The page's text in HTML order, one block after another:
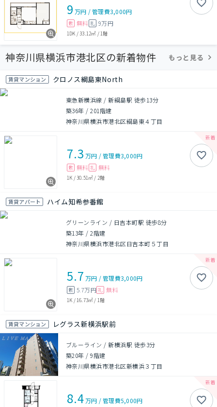
9 万円 /管理費3,000円
敷 無料 礼 9万円
1DK /33.12㎡ /1階
神奈川県横浜市港北区の新着物件 もっと見る
賃貸マンション クロノス綱島東North
東急新横浜線 / 新綱島駅 徒歩13分
築36年 /201階建
神奈川県横浜市港北区綱島東４丁目
7.3 万円 /管理費3,000円
敷 無料 礼 無料
1K /30.51㎡ / 2階
賃貸アパート ハイム知希参番館
グリーンライン / 日吉本町駅 徒歩8分
築13年 /2階建
神奈川県横浜市港北区日吉本町５丁目
5.7 万円 /管理費3,000円
敷 5.7万円 礼 無料
1K / 16.73㎡ / 1階
賃貸マンション レグラス新横浜駅前
ブルーライン / 新横浜駅 徒歩3分
築20年 /9階建
神奈川県横浜市港北区新横浜３丁目
8.4万円 /管理費5,000円